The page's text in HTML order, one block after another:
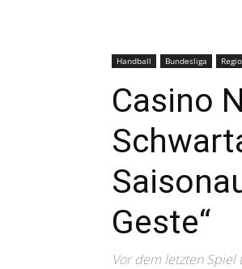
Handball Bundesliga
Casino
Geste“
Vor dem letzten Spiel